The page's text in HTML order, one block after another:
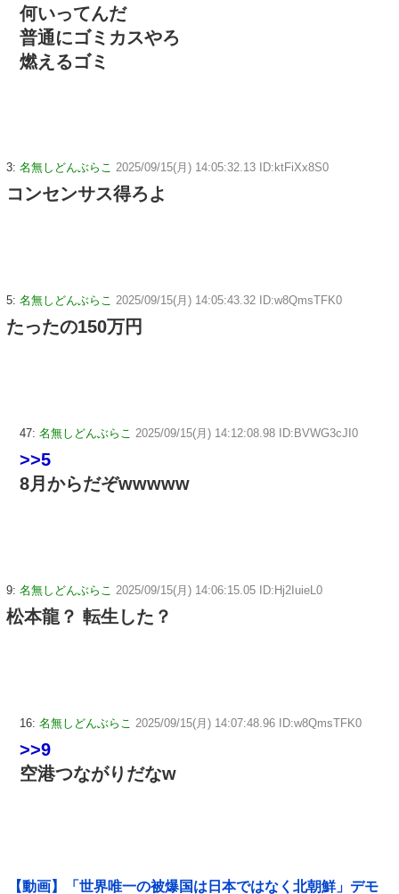
何いってんだ
普通にゴミカスやろ
燃えるゴミ
3: 名無しどんぶらこ 2025/09/15(月) 14:05:32.13 ID:ktFiXx8S0
コンセンサス得ろよ
5: 名無しどんぶらこ 2025/09/15(月) 14:05:43.32 ID:w8QmsTFK0
たったの150万円
47: 名無しどんぶらこ 2025/09/15(月) 14:12:08.98 ID:BVWG3cJI0
>>5
8月からだぞwwwww
9: 名無しどんぶらこ 2025/09/15(月) 14:06:15.05 ID:Hj2IuieL0
松本龍？ 転生した？
16: 名無しどんぶらこ 2025/09/15(月) 14:07:48.96 ID:w8QmsTFK0
>>9
空港つながりだなw
【動画】「世界唯一の被爆国は日本ではなく北朝鮮」デモ